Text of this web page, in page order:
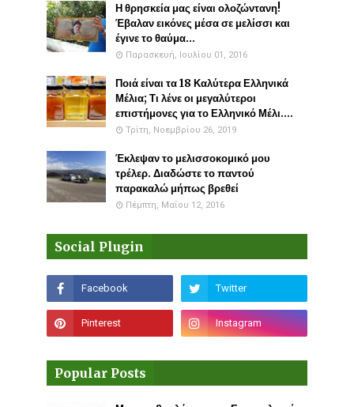
Η θρησκεία μας είναι ολοζώντανη!
Έβαλαν εικόνες μέσα σε μελίσσι και
έγινε το θαύμα...
Παρασκευή, Ιουλίου 01, 2016
Ποιά είναι τα 18 Καλύτερα Ελληνικά
Μέλια; Τι λένε οι μεγαλύτεροι
επιστήμονες για το Ελληνικό Μέλι....
Τρίτη, Νοεμβρίου 26, 2019
Έκλεψαν το μελισσοκομικό μου
τρέλερ. Διαδώστε το παντού
παρακαλώ μήπως βρεθεί
Πέμπτη, Μαΐου 12, 2016
Social Plugin
Popular Posts